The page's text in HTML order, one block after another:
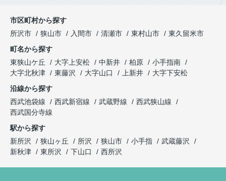
市区町村から探す
所沢市
狭山市 入間市 清瀬市 東村山市
東久留米市
町名から探す
東狭山ケ丘
大字上安松 中新井 柏原
小手指南
大字北秋津
東藤沢 大字山口 上新井
大字下安松
沿線から探す
西武池袋線
西武新宿線 武蔵野線
西武狭山線
西武国分寺線
駅から探す
新所沢
狭山ヶ丘 所沢 狭山市 小手指
武蔵藤沢
新秋津
東所沢 下山口 西所沢